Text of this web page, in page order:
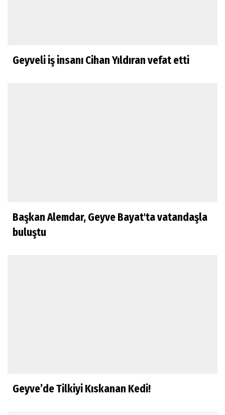
Geyveli iş insanı Cihan Yıldıran vefat etti
Başkan Alemdar, Geyve Bayat'ta vatandaşla
buluştu
Geyve’de Tilkiyi Kıskanan Kedi!